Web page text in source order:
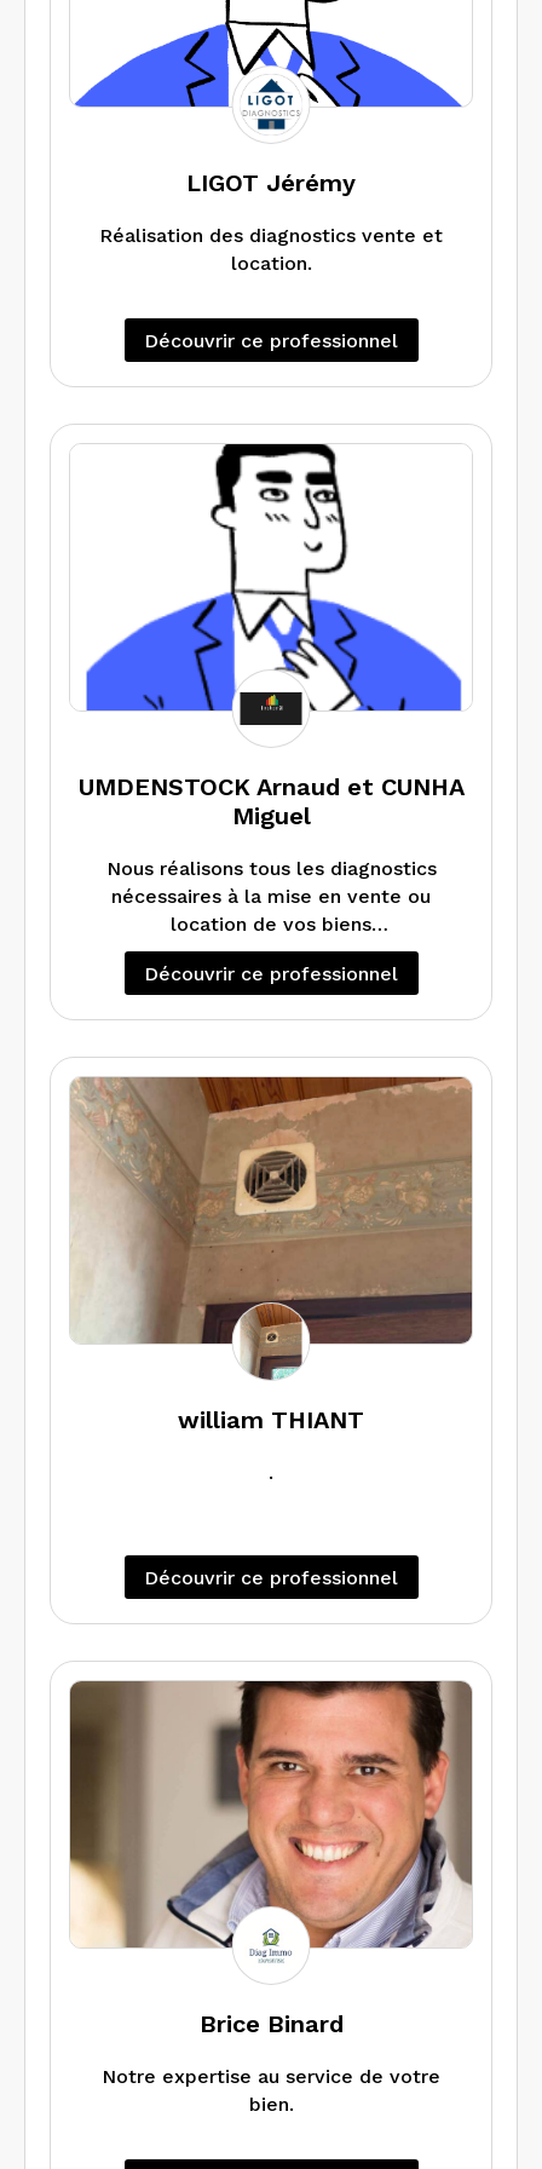
unique pour un service complet donnant
lieu à la parfaite rédaction du dossier
de diagnostics techniques (DDT).
LIGOT Jérémy
Réalisation des diagnostics vente et
location.
Découvrir ce professionnel
UMDENSTOCK Arnaud et CUNHA
Miguel
Nous réalisons tous les diagnostics
nécessaires à la mise en vente ou
location de vos biens
immobiliers selon les normes en
vigueur. En nous choisissant vous
d’expérience dans l’immobilier. Vous
serez assuré de la
conformité et de la sécurité de vos
biens immobiliers. Réalisez votre devis
en ligne en toute
transparence sur : www.diagaudit60.fr
Découvrir ce professionnel
william THIANT
.
Découvrir ce professionnel
Brice Binard
Notre expertise au service de votre
bien.